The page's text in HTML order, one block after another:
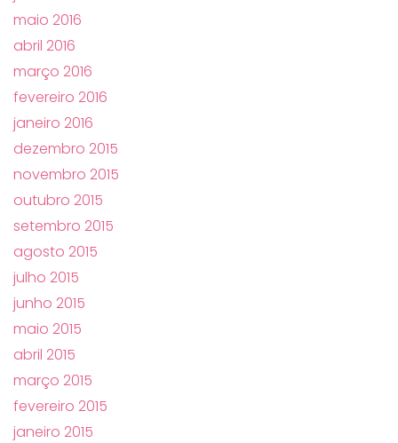
maio 2016
abril 2016
março 2016
fevereiro 2016
janeiro 2016
dezembro 2015
novembro 2015
outubro 2015
setembro 2015
agosto 2015
julho 2015
junho 2015
maio 2015
abril 2015
março 2015
fevereiro 2015
janeiro 2015